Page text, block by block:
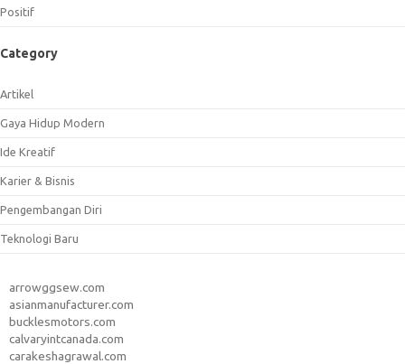
Positif
Category
Artikel
Gaya Hidup Modern
Ide Kreatif
Karier & Bisnis
Pengembangan Diri
Teknologi Baru
arrowggsew.com
asianmanufacturer.com
bucklesmotors.com
calvaryintcanada.com
carakeshagrawal.com